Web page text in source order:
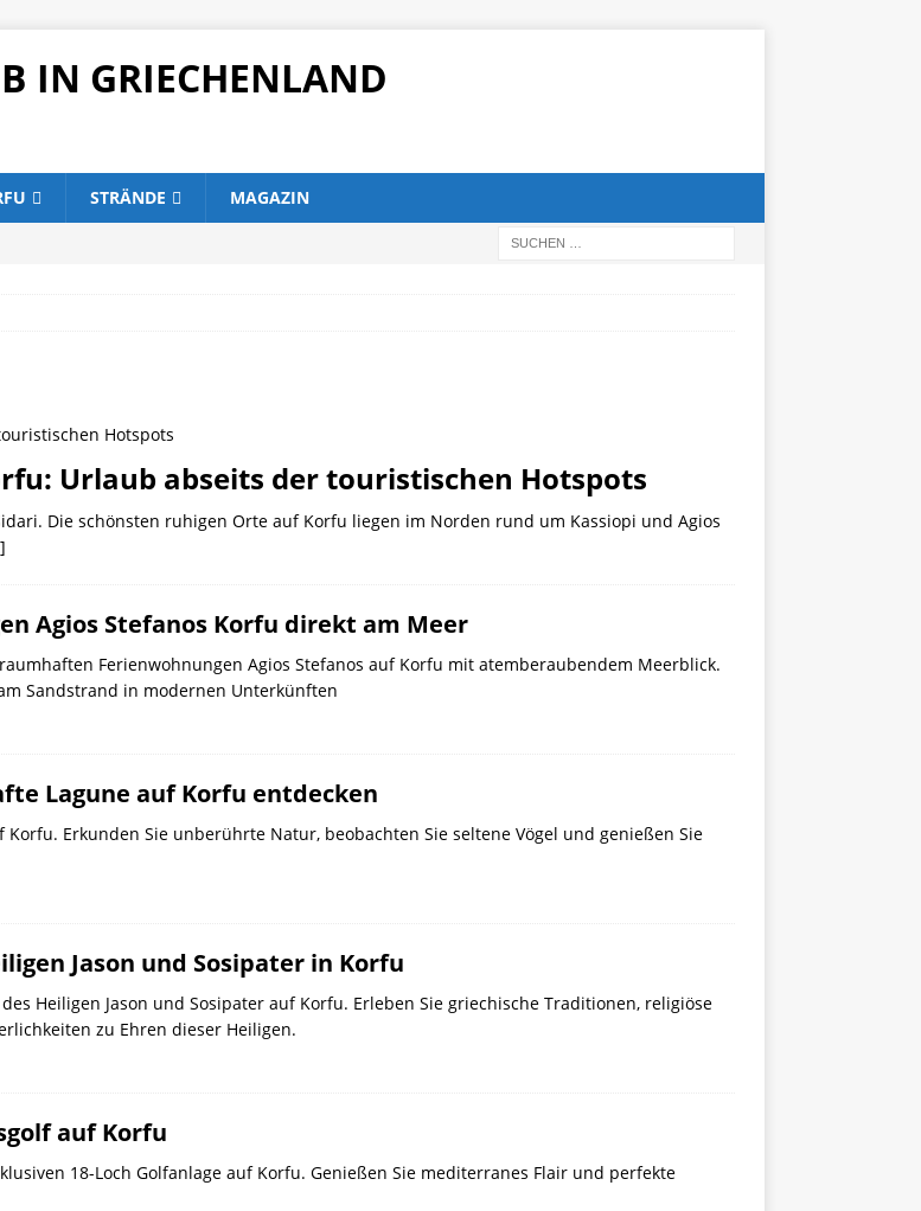
IN GRIECHENLAND
STRÄNDE MAGAZIN
Urlaub abseits der touristischen Hotspots
Die schönsten ruhigen Orte auf Korfu liegen im Norden rund um Kassiopi und Agios
Agios Stefanos Korfu direkt am Meer
Ferienwohnungen Agios Stefanos auf Korfu mit atemberaubendem Meerblick.
Sandstrand in modernen Unterkünften
Lagune auf Korfu entdecken
Erkunden Sie unberührte Natur, beobachten Sie seltene Vögel und genießen Sie
Jason und Sosipater in Korfu
des Heiligen Jason und Sosipater auf Korfu. Erleben Sie griechische Traditionen, religiöse
zu Ehren dieser Heiligen.
auf Korfu
18-Loch Golfanlage auf Korfu. Genießen Sie mediterranes Flair und perfekte